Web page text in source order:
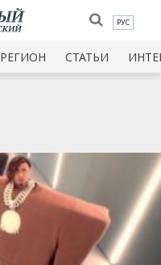
РУС
РЕГИОН СТАТЬИ